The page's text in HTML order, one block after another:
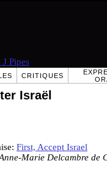
CRITIQUES
Israël
First, Accept Israel
Marie Delcambre de